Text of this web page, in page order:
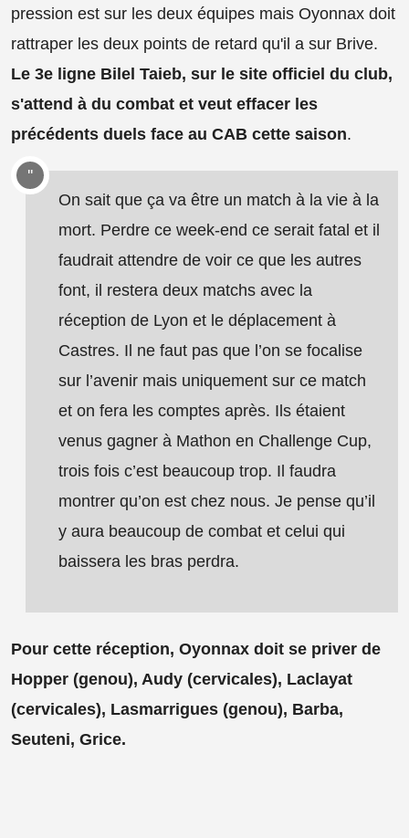
pression est sur les deux équipes mais Oyonnax doit
rattraper les deux points de retard qu'il a sur Brive.
Le 3e ligne Bilel Taieb, sur le site officiel du club,
s'attend à du combat et veut effacer les
précédents duels face au CAB cette saison.
On sait que ça va être un match à la vie à la
mort. Perdre ce week-end ce serait fatal et il
faudrait attendre de voir ce que les autres
font, il restera deux matchs avec la
réception de Lyon et le déplacement à
Castres. Il ne faut pas que l’on se focalise
sur l’avenir mais uniquement sur ce match
et on fera les comptes après. Ils étaient
venus gagner à Mathon en Challenge Cup,
trois fois c’est beaucoup trop. Il faudra
montrer qu’on est chez nous. Je pense qu’il
y aura beaucoup de combat et celui qui
baissera les bras perdra.
Pour cette réception, Oyonnax doit se priver de
Hopper (genou), Audy (cervicales), Laclayat
(cervicales), Lasmarrigues (genou), Barba,
Seuteni, Grice.